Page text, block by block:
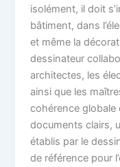
isolément, il doit
bâtiment, dans
et même la
dessinateur
architectes, les
ainsi que les
cohérence globale
documents clairs,
établis par le
de référence pour